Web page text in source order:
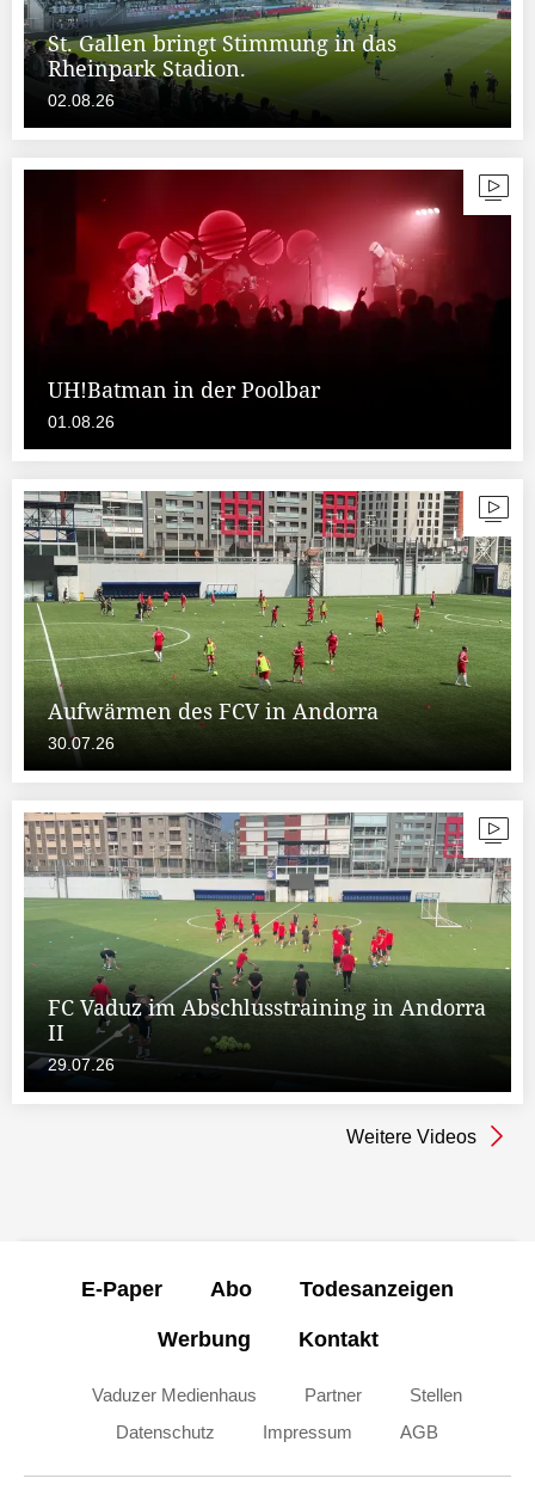
St. Gallen bringt Stimmung in das
Rheinpark Stadion.
02.08.26
UH!Batman in der Poolbar
01.08.26
Aufwärmen des FCV in Andorra
30.07.26
FC Vaduz im Abschlusstraining in Andorra
II
29.07.26
Weitere Videos
E-Paper Abo Todesanzeigen
Werbung Kontakt
Vaduzer Medienhaus Partner
Stellen
Datenschutz
Impressum AGB